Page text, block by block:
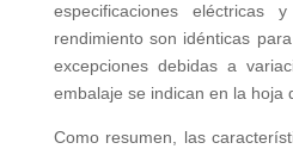
especificaciones eléctricas
rendimiento son idénticas
excepciones debidas a
embalaje se indican en la hoja
Como resumen, las